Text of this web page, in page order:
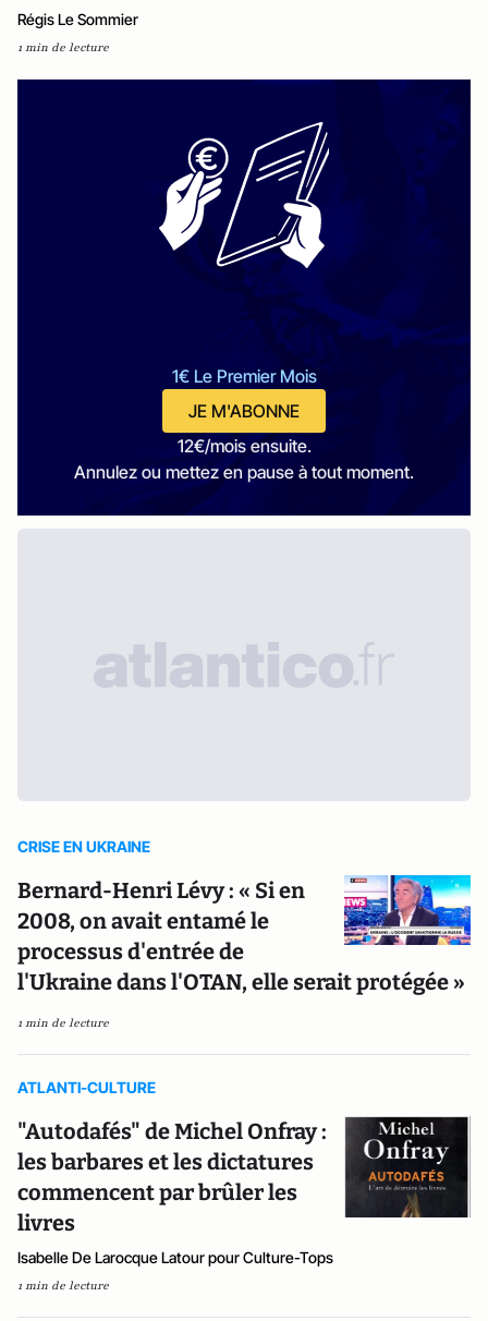
Régis Le Sommier
1 min de lecture
1€ Le Premier Mois
JE M'ABONNE
12€/mois ensuite.
Annulez ou mettez en pause à tout moment.
CRISE EN UKRAINE
Bernard-Henri Lévy : « Si en
2008, on avait entamé le
processus d'entrée de
l'Ukraine dans l'OTAN, elle serait protégée »
1 min de lecture
ATLANTI-CULTURE
"Autodafés" de Michel Onfray :
les barbares et les dictatures
commencent par brûler les
livres
Isabelle De Larocque Latour pour Culture-Tops
1 min de lecture